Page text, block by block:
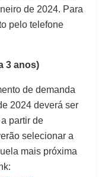
de 2024. Para
pelo telefone
3 anos)
de demanda
2024 deverá ser
partir de
selecionar a
mais próxima